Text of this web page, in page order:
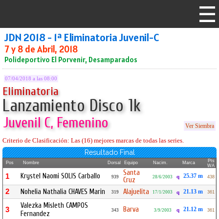
JDN 2018 - 1ª Eliminatoria Juvenil-C
7 y 8 de Abril, 2018
Polideportivo El Porvenir, Desamparados
07/04/2018 a las 08:00
Eliminatoria
Lanzamiento Disco 1k
Juvenil C, Femenino Ver Siembra
Criterio de Clasificación: Las (16) mejores marcas de todas las series.
Resultado Final
Pos Nombre Dorsal Equipo Nacim. Marca
Pts
WA
1 Krystel Naomi SOLIS Carballo 939
Santa
Cruz
28/6/2003 q 25.37 m 438
2 Nohelia Nathalia CHAVES Marin 319 Alajuelita 17/1/2003 q 21.13 m 361
3
Valezka Misleth CAMPOS
Fernandez
343 Barva 3/9/2003 q 21.12 m 361